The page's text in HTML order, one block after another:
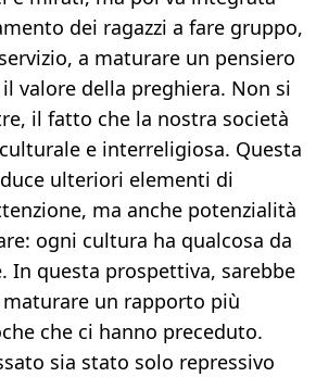
dei ragazzi a fare gruppo,
a maturare un pensiero
valore della preghiera. Non si
il fatto che la nostra società
e interreligiosa. Questa
ulteriori elementi di
ma anche potenzialità
ogni cultura ha qualcosa da
In questa prospettiva, sarebbe
un rapporto più
che ci hanno preceduto.
sia stato solo repressivo